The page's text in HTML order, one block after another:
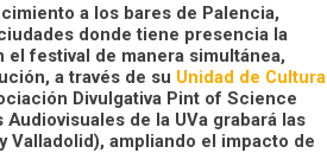
a los bares de Palencia,
donde tiene presencia la
el festival de manera simultánea,
a través de su Unidad de Cultura
Divulgativa Pint of Science
de la UVa grabará las
Valladolid), ampliando el impacto de